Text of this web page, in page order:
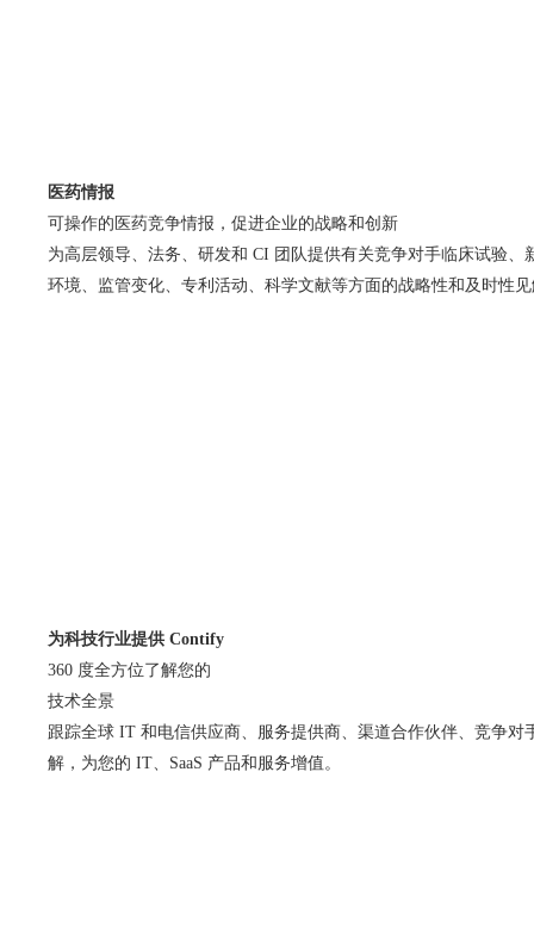
医药情报
可操作的医药竞争情报，促进企业的战略和创新
为高层领导、法务、研发和 CI 团队提供有关竞争对手临床试验、
环境、监管变化、专利活动、科学文献等方面的战略性和及时性
为科技行业提供 Contify
360 度全方位了解您的
技术全景
跟踪全球 IT 和电信供应商、服务提供商、渠道合作伙伴、竞争对
解，为您的 IT、SaaS 产品和服务增值。